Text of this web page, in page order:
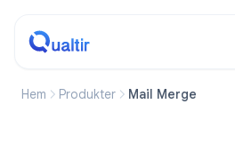
Hem Produkter Mail Merge